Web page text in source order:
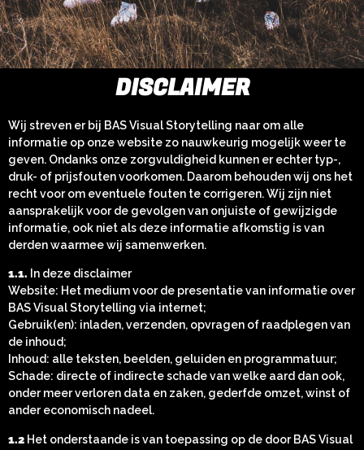
DISCLAIMER
Wij streven er bij BAS Visual Storytelling naar om alle
informatie op onze website zo nauwkeurig mogelijk weer te
geven. Ondanks onze zorgvuldigheid kunnen er echter typ-,
druk- of prijsfouten voorkomen. Daarom behouden wij ons het
recht voor om eventuele fouten te corrigeren. Wij zijn niet
aansprakelijk voor de gevolgen van onjuiste of gewijzigde
informatie, ook niet als deze informatie afkomstig is van
derden waarmee wij samenwerken.
1.1. In deze disclaimer
Website: Het medium voor de presentatie van informatie over
BAS Visual Storytelling via internet;
Gebruik(en): inladen, verzenden, opvragen of raadplegen van
de inhoud;
Inhoud: alle teksten, beelden, geluiden en programmatuur;
Schade: directe of indirecte schade van welke aard dan ook,
onder meer verloren data en zaken, gederfde omzet, winst of
ander economisch nadeel.
1.2 Het onderstaande is van toepassing op de door BAS Visual